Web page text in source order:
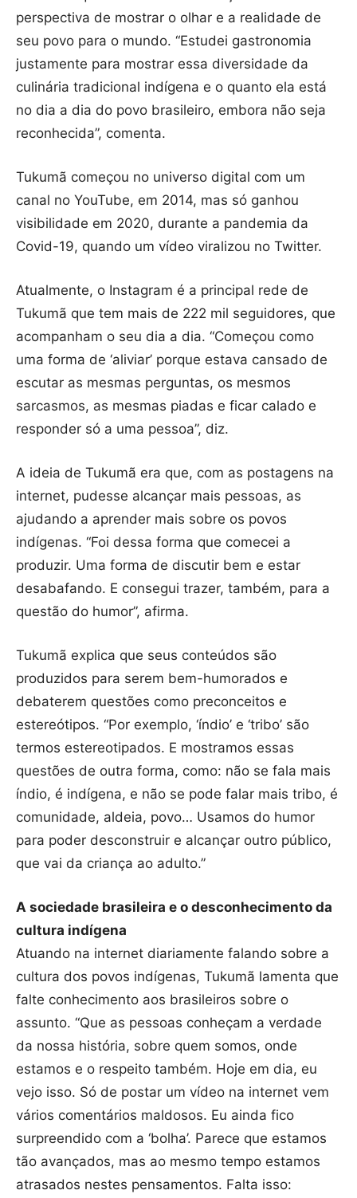
perspectiva de mostrar o olhar e a realidade de
seu povo para o mundo. “Estudei gastronomia
justamente para mostrar essa diversidade da
culinária tradicional indígena e o quanto ela está
no dia a dia do povo brasileiro, embora não seja
reconhecida”, comenta.
Tukumã começou no universo digital com um
canal no YouTube, em 2014, mas só ganhou
visibilidade em 2020, durante a pandemia da
Covid-19, quando um vídeo viralizou no Twitter.
Atualmente, o Instagram é a principal rede de
Tukumã que tem mais de 222 mil seguidores, que
acompanham o seu dia a dia. “Começou como
uma forma de ‘aliviar’ porque estava cansado de
escutar as mesmas perguntas, os mesmos
sarcasmos, as mesmas piadas e ficar calado e
responder só a uma pessoa”, diz.
A ideia de Tukumã era que, com as postagens na
internet, pudesse alcançar mais pessoas, as
ajudando a aprender mais sobre os povos
indígenas. “Foi dessa forma que comecei a
produzir. Uma forma de discutir bem e estar
desabafando. E consegui trazer, também, para a
questão do humor”, afirma.
Tukumã explica que seus conteúdos são
produzidos para serem bem-humorados e
debaterem questões como preconceitos e
estereótipos. “Por exemplo, ‘índio’ e ‘tribo’ são
termos estereotipados. E mostramos essas
questões de outra forma, como: não se fala mais
índio, é indígena, e não se pode falar mais tribo, é
comunidade, aldeia, povo… Usamos do humor
para poder desconstruir e alcançar outro público,
que vai da criança ao adulto.”
A sociedade brasileira e o desconhecimento da
cultura indígena
Atuando na internet diariamente falando sobre a
cultura dos povos indígenas, Tukumã lamenta que
falte conhecimento aos brasileiros sobre o
assunto. “Que as pessoas conheçam a verdade
da nossa história, sobre quem somos, onde
estamos e o respeito também. Hoje em dia, eu
vejo isso. Só de postar um vídeo na internet vem
vários comentários maldosos. Eu ainda fico
surpreendido com a ‘bolha’. Parece que estamos
tão avançados, mas ao mesmo tempo estamos
atrasados nestes pensamentos. Falta isso: